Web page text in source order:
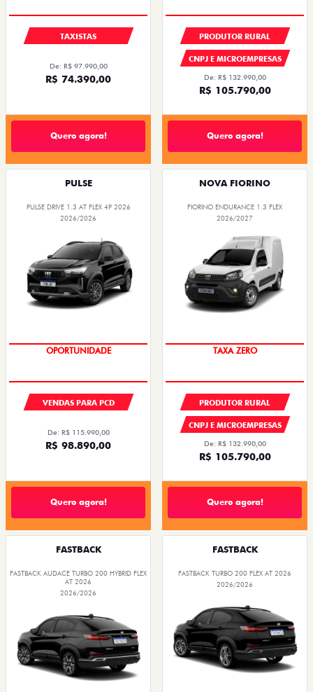
TAXISTAS
De: R$ 97.990,00
R$ 74.390,00
Quero agora!
PRODUTOR RURAL
CNPJ E MICROEMPRESAS
De: R$ 132.990,00
R$ 105.790,00
Quero agora!
PULSE
PULSE DRIVE 1.3 AT FLEX 4P 2026
2026/2026
OPORTUNIDADE
VENDAS PARA PCD
De: R$ 115.990,00
R$ 98.890,00
Quero agora!
NOVA FIORINO
FIORINO ENDURANCE 1.3 FLEX
2026/2027
TAXA ZERO
PRODUTOR RURAL
CNPJ E MICROEMPRESAS
De: R$ 132.990,00
R$ 105.790,00
Quero agora!
FASTBACK
FASTBACK AUDACE TURBO 200 HYBRID FLEX
AT 2026
2026/2026
FASTBACK
FASTBACK TURBO 200 FLEX AT 2026
2026/2026